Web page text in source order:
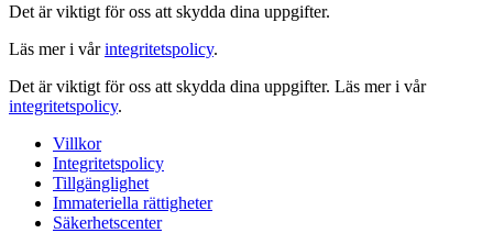
Det är viktigt för oss att skydda dina uppgifter.
Läs mer i vårintegritetspolicy.
Det är viktigt för oss att skydda dina uppgifter. Läs mer i vår
integritetspolicy.
Villkor
Integritetspolicy
Tillgänglighet
Immateriella rättigheter
Säkerhetscenter